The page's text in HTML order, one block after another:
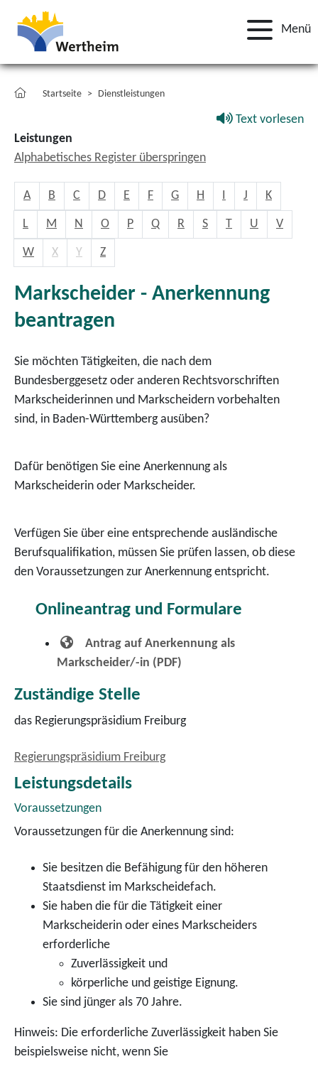
Menü
Startseite Dienstleistungen
Text vorlesen
Leistungen
Alphabetisches Register überspringen
A B C D E F G H I J K
L M N O P Q R S T U V
W X Y Z
Markscheider - Anerkennung
beantragen
Sie möchten Tätigkeiten, die nach dem
Bundesberggesetz oder anderen Rechtsvorschriften
Markscheiderinnen und Markscheidern vorbehalten
sind, in Baden-Württemberg ausüben?
Dafür benötigen Sie eine Anerkennung als
Markscheiderin oder Markscheider.
Verfügen Sie über eine entsprechende ausländische
Berufsqualifikation, müssen Sie prüfen lassen, ob diese
den Voraussetzungen zur Anerkennung entspricht.
Onlineantrag und Formulare
Antrag auf Anerkennung als
Markscheider/-in (PDF)
Zuständige Stelle
das Regierungspräsidium Freiburg
Regierungspräsidium Freiburg
Leistungsdetails
Voraussetzungen
Voraussetzungen für die Anerkennung sind:
Sie besitzen die Befähigung für den höheren
Staatsdienst im Markscheidefach.
Sie haben die für die Tätigkeit einer
Markscheiderin oder eines Markscheiders
erforderliche
Zuverlässigkeit und
körperliche und geistige Eignung.
Sie sind jünger als 70 Jahre.
Hinweis: Die erforderliche Zuverlässigkeit haben Sie
beispielsweise nicht, wenn Sie